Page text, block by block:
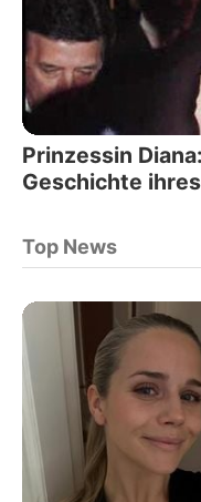
Prinzessin
Geschichte
Top News